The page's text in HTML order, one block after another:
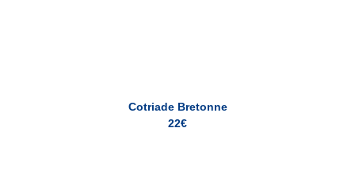
Cotriade Bretonne
22€